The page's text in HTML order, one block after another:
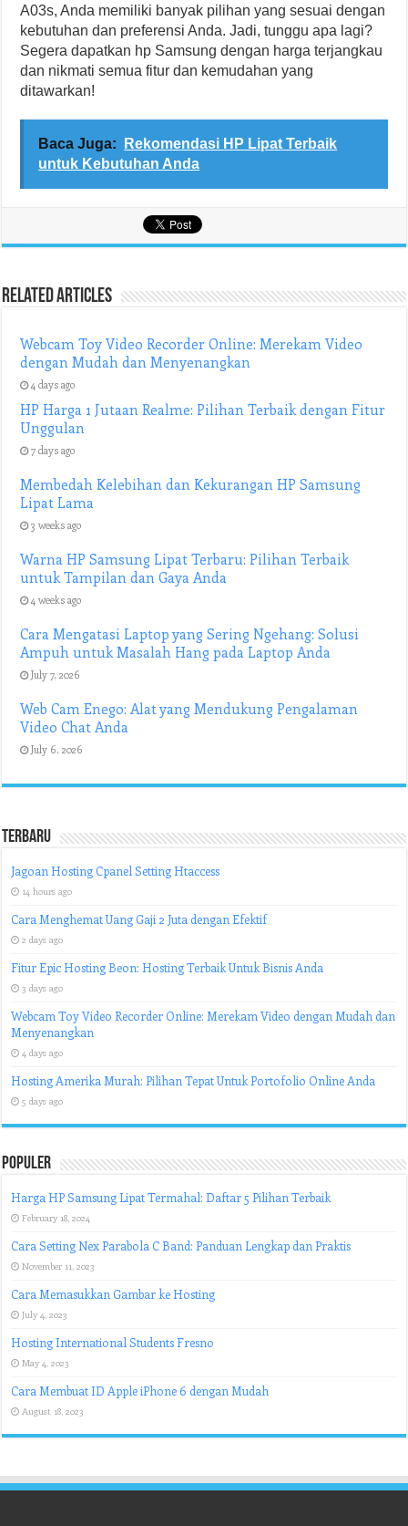
A03s, Anda memiliki banyak pilihan yang sesuai dengan
kebutuhan dan preferensi Anda. Jadi, tunggu apa lagi?
Segera dapatkan hp Samsung dengan harga terjangkau
dan nikmati semua fitur dan kemudahan yang
ditawarkan!
Baca Juga:
Rekomendasi HP Lipat Terbaik
untuk Kebutuhan Anda
Related Articles
Webcam Toy Video Recorder Online: Merekam Video
dengan Mudah dan Menyenangkan
4 days ago
HP Harga 1 Jutaan Realme: Pilihan Terbaik dengan Fitur
Unggulan
7 days ago
Membedah Kelebihan dan Kekurangan HP Samsung
Lipat Lama
3 weeks ago
Warna HP Samsung Lipat Terbaru: Pilihan Terbaik
untuk Tampilan dan Gaya Anda
4 weeks ago
Cara Mengatasi Laptop yang Sering Ngehang: Solusi
Ampuh untuk Masalah Hang pada Laptop Anda
July 7, 2026
Web Cam Enego: Alat yang Mendukung Pengalaman
Video Chat Anda
July 6, 2026
Terbaru
Jagoan Hosting Cpanel Setting Htaccess
14 hours ago
Cara Menghemat Uang Gaji 2 Juta dengan Efektif
2 days ago
Fitur Epic Hosting Beon: Hosting Terbaik Untuk Bisnis Anda
3 days ago
Webcam Toy Video Recorder Online: Merekam Video dengan Mudah dan
Menyenangkan
4 days ago
Hosting Amerika Murah: Pilihan Tepat Untuk Portofolio Online Anda
5 days ago
Populer
Harga HP Samsung Lipat Termahal: Daftar 5 Pilihan Terbaik
February 18, 2024
Cara Setting Nex Parabola C Band: Panduan Lengkap dan Praktis
November 11, 2023
Cara Memasukkan Gambar ke Hosting
July 4, 2023
Hosting International Students Fresno
May 4, 2023
Cara Membuat ID Apple iPhone 6 dengan Mudah
August 18, 2023